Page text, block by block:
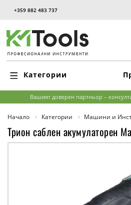
+359 882 483 737
Категории
Вашият доверен партньор –
Начало Категории Машини и
Трион саблен акумулаторен